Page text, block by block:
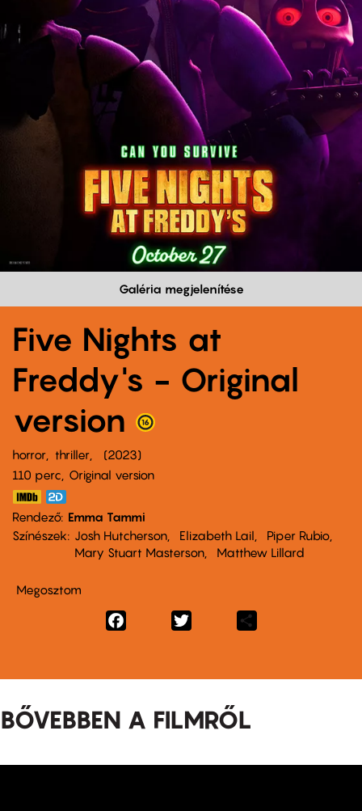
Galéria megjelenítése
Five Nights at
Freddy's - Original
version
horror thriller
2023
110 perc,
Original version
Rendező Emma Tammi
Színészek
Josh Hutcherson Elizabeth Lail
Piper Rubio
Mary Stuart Masterson
Matthew Lillard
Megosztom
Facebook
BŐVEBBEN A FILMRŐL